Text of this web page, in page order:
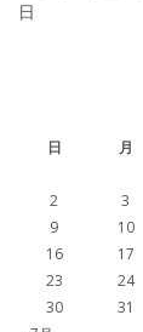
日
日 月
2
3
9
10
16
17
23
24
30
31